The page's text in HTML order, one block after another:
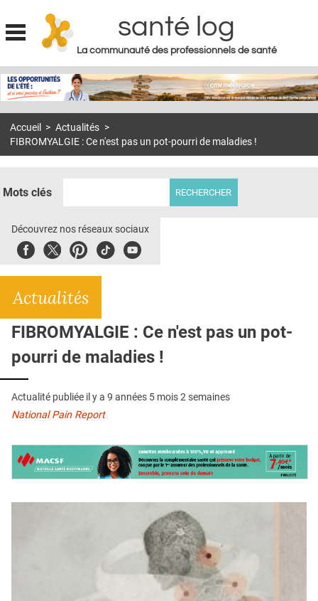
Jump to navigation
santé log
La communauté des professionnels de santé
MON COMPTE
S'ABONNER À LA REVUE SOIN À DOMICILE
DOSSIERS
E-REVUE SAD
L'APP
QUI SOMMES-NOUS ?
PUBLICITÉ
CONDITIONS GÉNÉRALES
CONTACT
Accueil > Actualités >
FIBROMYALGIE : Ce n'est pas un pot-pourri de maladies !
Mots clés
Découvrez nos réseaux sociaux
FacebookTwitterPinterest
TiktokYoubute
Actualités
FIBROMYALGIE : Ce n'est pas un pot-
pourri de maladies !
Actualité publiée il y a 9 années 5 mois 2 semaines
National Pain Report